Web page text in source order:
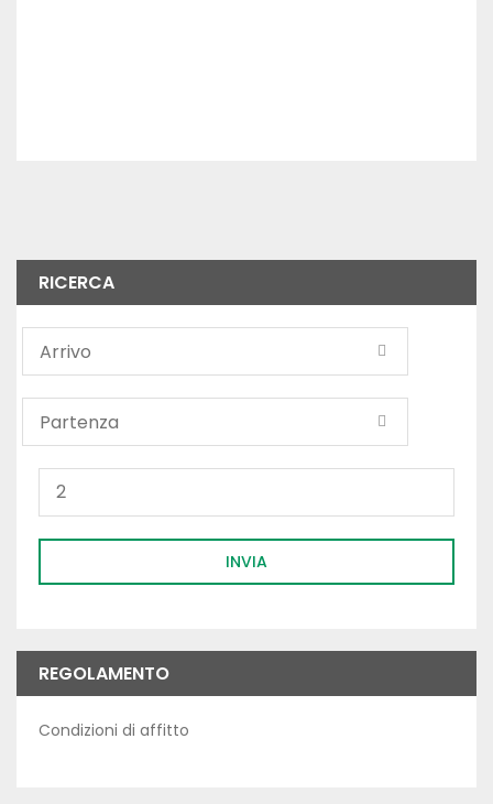
RICERCA
INVIA
REGOLAMENTO
Condizioni di affitto